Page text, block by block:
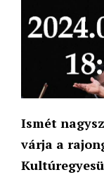
Ismét
várja a